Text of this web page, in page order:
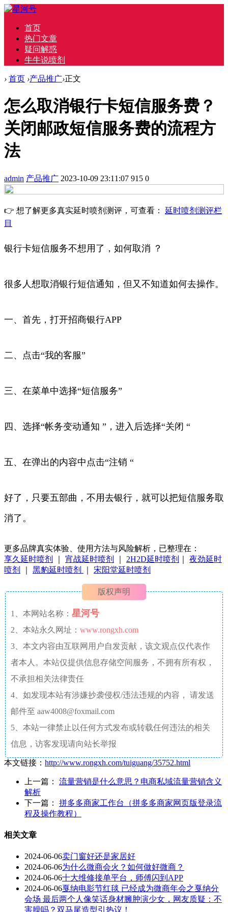
首页
热门文章
疑问解惑
牛牛说喷剂
› 首页 ›产品推广›正文
怎么取消银行卡短信服务费？
关闭邮政短信服务费的流程方
法
admin 产品推广 2023-10-09 23:11:07 915 0
👉 想了解更多真实延时喷剂测评，可查看： 延时喷剂测评栏
目
银行卡短信服务不想用了，如何取消 ？
很多人想取消银行短信通知，但又不知道如何去操作。
一、首先，打开招商银行APP
二、点击“我的客服”
三、在菜单中选择“短信服务”
四、选择“帐务变动通知 ”，进入后选择“关闭 “
五、在弹出的内容中点击“注销 “
好了，只要五部曲，不用去银行，就可以把短信服务取
消了。
更多品牌真实体验、使用方法与风险解析，已整理在：
享久延时喷剂
宵战延时喷剂 2H2D延时喷剂
夜劲延时
喷剂
黑豹延时喷剂 宋阳堂延时喷剂
版权声明
1、本网站名称： 星河号
2、本站永久网址： www.rongxh.com
3、本文内容由互联网用户自发贡献，该文观点仅代表作
者本人。本站仅提供信息存储空间服务，不拥有所有权，
不承担相关法律责任
4、如发现本站有涉嫌抄袭侵权/违法违规的内容， 请发送
邮件至 aaw4008@foxmail.com
5、本站一律禁止以任何方式发布或转载任何违法的相关
信息，访客发现请向站长举报
本文链接： http://www.rongxh.com/tuiguang/35752.html
上一篇： 流量营销是什么意思？电商私域流量营销含义
解析
下一篇： 拼多多商家工作台（拼多多商家网页版登录流
程及操作教程）
相关文章
2024-06-06卖门窗好还是家居好
2024-06-06为什么微商会火？如何做好微商？
2024-06-06十大维修接单平台，师傅闪到APP
2024-06-06戛纳电影节红毯 已经成为微商年会之戛纳分
会场 最后两个人像笑话身材臃肿演少女，网友质疑：不
害臊吗？双马尾造型引热议！